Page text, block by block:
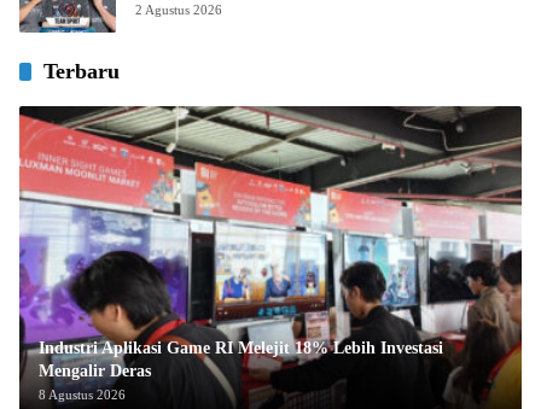
2 Agustus 2026
Terbaru
Industri Aplikasi Game RI Melejit 18% Lebih Investasi
Mengalir Deras
8 Agustus 2026